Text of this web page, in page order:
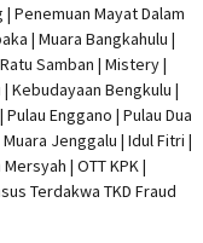
| Penemuan Mayat Dalam
| Muara Bangkahulu |
Samban | Mistery |
Kebudayaan Bengkulu |
Pulau Enggano | Pulau Dua
Jenggalu | Idul Fitri |
Mersyah | OTT KPK|
Terdakwa TKD Fraud